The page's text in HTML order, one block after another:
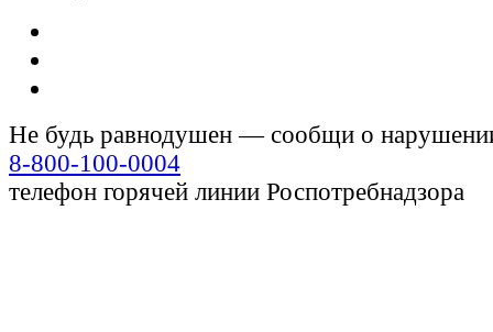
Не будь равнодушен — сообщи о
8-800-100-0004
телефон горячей линии Роспотребнадзора